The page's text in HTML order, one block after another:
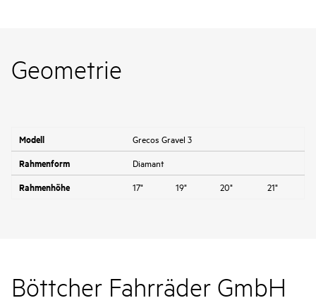
Geometrie
Modell Grecos Gravel 3
Rahmenform Diamant
Rahmenhöhe 17" 19" 20" 21"
Böttcher Fahrräder GmbH